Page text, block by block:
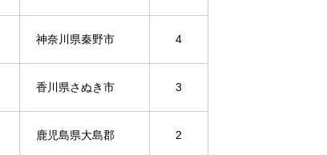
神奈川県秦野市 4
香川県さぬき市 3
鹿児島県大島郡 2